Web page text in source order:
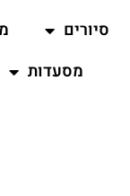
סיורים
מסעדות